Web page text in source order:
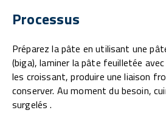
Processus
Préparez la pâte en utilisant une
(biga), laminer la pâte feuilletée
les croissant, produire une liaison
conserver. Au moment du besoin,
surgelés .